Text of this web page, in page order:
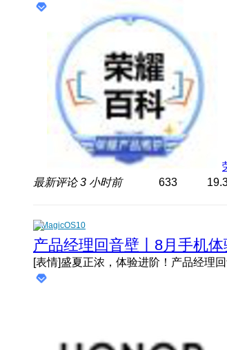
最新评论3 小时前 633
MagicOS10
产品经理回音壁丨8月手机